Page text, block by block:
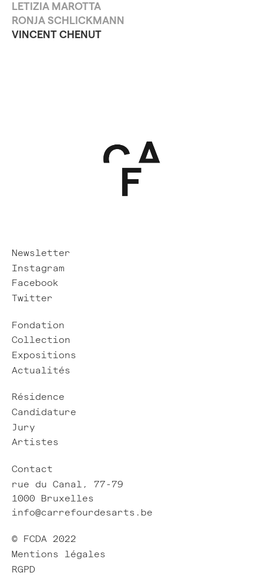
LETIZIA MAROTTA
RONJA SCHLICKMANN
VINCENT CHENUT
Newsletter
Instagram
Facebook
Twitter
Fondation
Collection
Expositions
Actualités
Résidence
Candidature
Jury
Artistes
Contact
rue du Canal, 77-79
1000 Bruxelles
info@carrefourdesarts.be
© FCDA 2022
Mentions légales
RGPD